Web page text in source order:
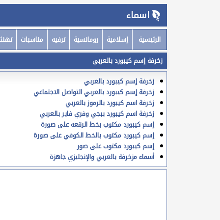
اسماء
الرئيسية إسلامية رومانسية ترفيه مناسبات
زخرفة إسم كيبورد بالعربي
زخرفة إسم كيبورد بالعربي
زخرفة إسم كيبورد بالعربي التواصل الاجتماعي
زخرفة اسم كيبورد بالرموز بالعربي
زخرفة اسم كيبورد ببجي وفري فاير بالعربي
إسم كيبورد مكتوب بخط الرقعه على صورة
إسم كيبورد مكتوب بالخط الكوفي على صورة
إسم كيبورد مكتوب على صور
أسماء مزخرفة بالعربي والإنجليزي جاهزة